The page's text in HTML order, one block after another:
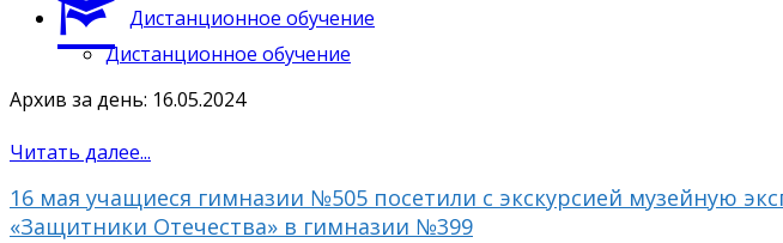
Дистанционное обучение
Дистанционное обучение
Архив за день: 16.05.2024
Читать далее...
16 мая учащиеся гимназии №505 посетили с экскурсией музейную
«Защитники Отечества» в гимназии №399